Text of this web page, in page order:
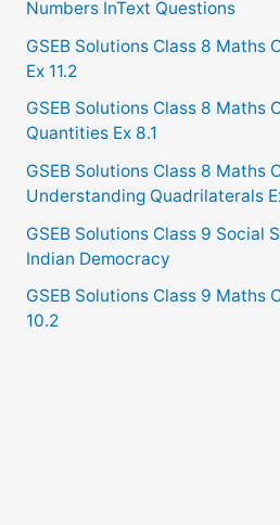
Numbers InText Questions
GSEB Solutions Class 8 Maths
Ex 11.2
GSEB Solutions Class 8 Maths
Quantities Ex 8.1
GSEB Solutions Class 8 Maths
Understanding Quadrilaterals
GSEB Solutions Class 9 Social
Indian Democracy
GSEB Solutions Class 9 Maths
10.2